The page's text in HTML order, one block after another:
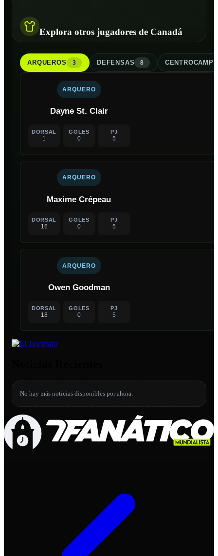
Explora otros jugadores de Canadá
ARQUEROS 3 DEFENSAS 8
ARQUERO
Dayne St. Clair
DORSAL
1
GOLES
0
PJ
5
ARQUERO
Maxime Crépeau
DORSAL
16
GOLES
0
PJ
5
ARQUERO
Owen Goodman
DORSAL
18
GOLES
0
PJ
5
No hay más noticias disponibles por ahora.